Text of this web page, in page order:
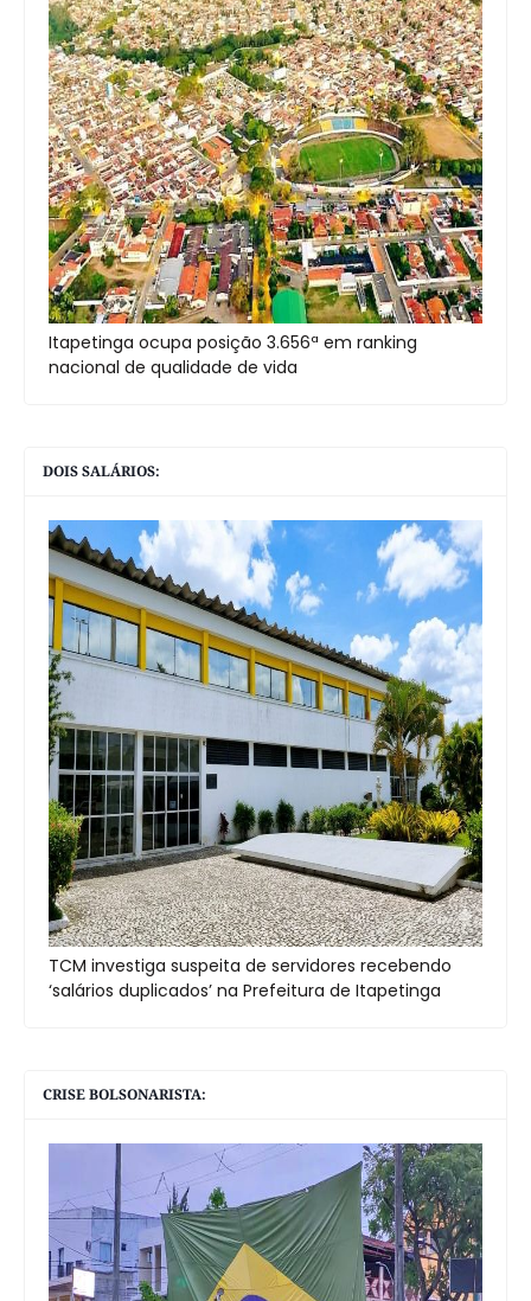
Itapetinga ocupa posição 3.656ª em ranking
nacional de qualidade de vida
DOIS SALÁRIOS:
TCM investiga suspeita de servidores recebendo
‘salários duplicados’ na Prefeitura de Itapetinga
CRISE BOLSONARISTA: